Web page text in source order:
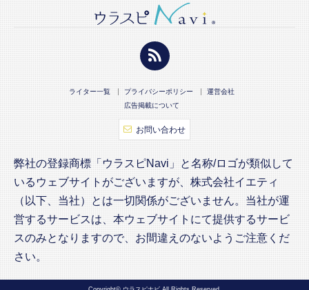
ライター一覧 プライバシーポリシー
運営会社
広告掲載について
お問い合わせ
弊社の登録商標「ウラスピNavi」と名称/ロゴが類似して
いるウェブサイトがございますが、株式会社イエティ
（以下、当社）とは一切関係がございません。当社が運
営するサービスは、本ウェブサイトにて提供するサービ
スのみとなりますので、お間違えのないようご注意くだ
さい。